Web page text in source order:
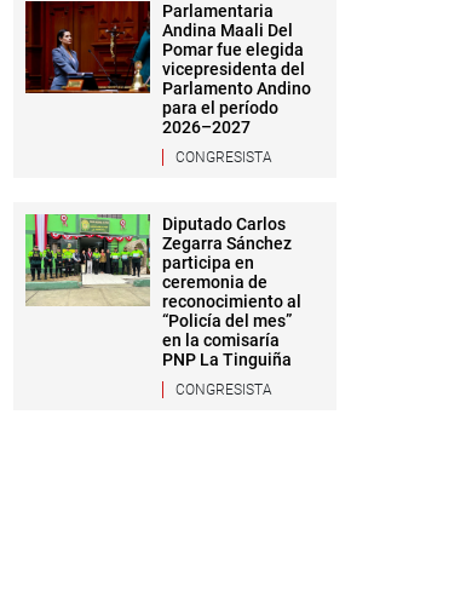
Parlamentaria
Andina Maali Del
Pomar fue elegida
vicepresidenta del
Parlamento Andino
para el período
2026–2027
CONGRESISTA
Diputado Carlos
Zegarra Sánchez
participa en
ceremonia de
reconocimiento al
“Policía del mes”
en la comisaría
PNP La Tinguiña
CONGRESISTA